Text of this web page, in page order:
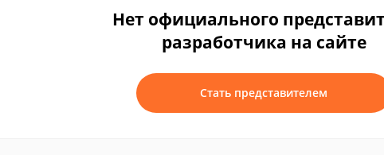
Нет официального
разработчика на сайте
Стать представителем